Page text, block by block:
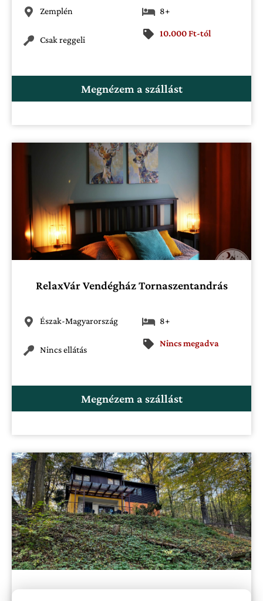
Zemplén
Csak reggeli
8+
10.000 Ft-tól
Megnézem a szállást
RelaxVár Vendégház Tornaszentandrás
Észak-Magyarország
Nincs ellátás
8+
Nincs megadva
Megnézem a szállást